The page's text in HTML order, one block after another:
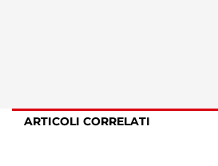
ARTICOLI CORRELATI